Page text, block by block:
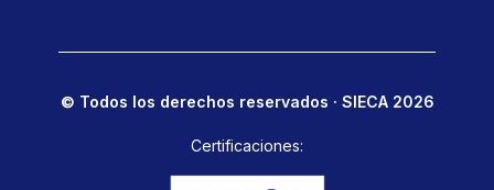
© Todos los derechos reservados · SIECA 2026
Certificaciones: